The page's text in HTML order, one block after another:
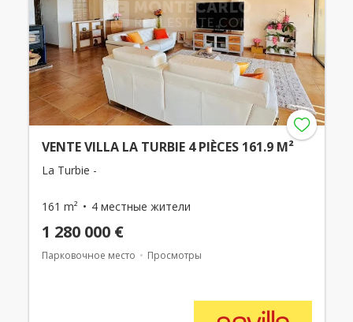
VENTE VILLA LA TURBIE 4 PIÈCES 161.9 M²
La Turbie -
161 m² 4 местные жители
1 280 000 €
Парковочное место Просмотры